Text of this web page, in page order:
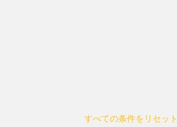
すべての条件をリセット